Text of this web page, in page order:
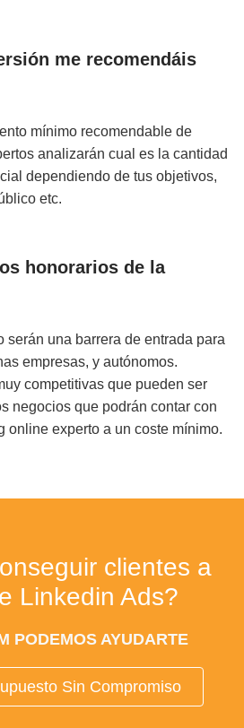
me recomendáis
mínimo recomendable de
analizarán cual es la cantidad
dependiendo de tus objetivos,
etc.
honorarios de la
serán una barrera de entrada para
empresas, y autónomos.
competitivas que pueden ser
negocios que podrán contar con
online experto a un coste mínimo.
clientes a
Linkedin Ads?
PODEMOS AYUDARTE
Sin Compromiso